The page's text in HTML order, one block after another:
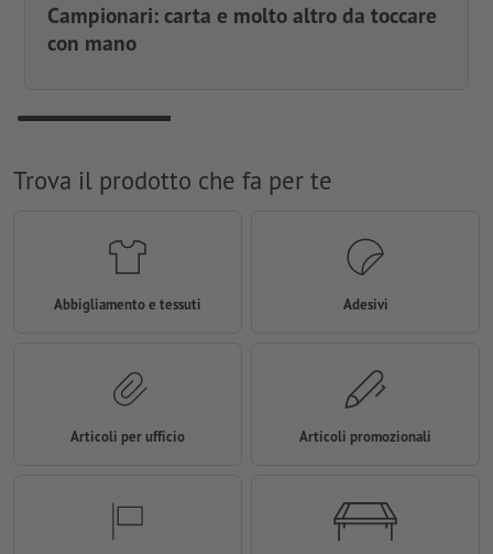
Campionari: carta e molto altro da toccare
con mano
Trova il prodotto che fa per te
Abbigliamento e tessuti Adesivi
Articoli per ufficio Articoli promozionali